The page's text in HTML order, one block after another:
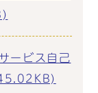
ービス自己